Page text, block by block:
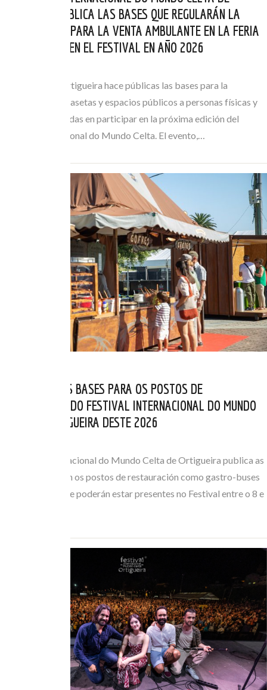
ORTIGUEIRA PUBLICA LAS BASES QUE REGULARÁN LA
AUTORIZACIÓN PARA LA VENTA AMBULANTE EN LA FERIA
DE ARTESANÍA EN EL FESTIVAL EN AÑO 2026
El Concello de Ortigueira hace públicas las bases para la
adjudicación de casetas y espacios públicos a personas físicas y
jurídicas interesadas en participar en la próxima edición del
Festival Internacional do Mundo Celta. El evento,…
PUBLICADAS AS BASES PARA OS POSTOS DE
RESTAURACIÓN DO FESTIVAL INTERNACIONAL DO MUNDO
CELTA DE ORTIGUEIRA DESTE 2026
O Festival Internacional do Mundo Celta de Ortigueira publica as
bases que regulan os postos de restauración como gastro-buses
ou foodtrucks que poderán estar presentes no Festival entre o 8 e